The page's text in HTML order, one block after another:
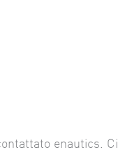
enautics. Ci